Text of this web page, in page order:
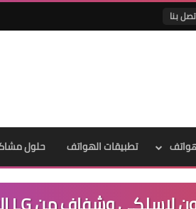
بنا
تطبيقات الهواتف حلول